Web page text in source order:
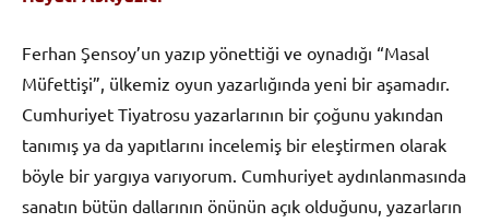
Ferhan Şensoy’un yazıp yönettiği ve oynadığı “Masal
Müfettişi”, ülkemiz oyun yazarlığında yeni bir aşamadır.
Cumhuriyet Tiyatrosu yazarlarının bir çoğunu yakından
tanımış ya da yapıtlarını incelemiş bir eleştirmen olarak
böyle bir yargıya varıyorum. Cumhuriyet aydınlanmasında
sanatın bütün dallarının önünün açık olduğunu, yazarların